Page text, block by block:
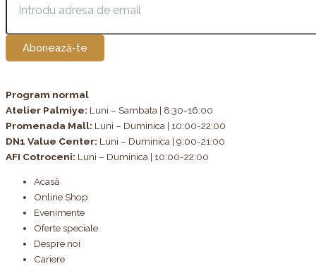
Abonează-te
Program normal
Atelier Palmiye: Luni – Sambata | 8:30-16:00
Promenada Mall: Luni – Duminica | 10:00-22:00
DN1 Value Center: Luni – Duminica | 9:00-21:00
AFI Cotroceni: Luni – Duminica | 10:00-22:00
Acasă
Online Shop
Evenimente
Oferte speciale
Despre noi
Cariere